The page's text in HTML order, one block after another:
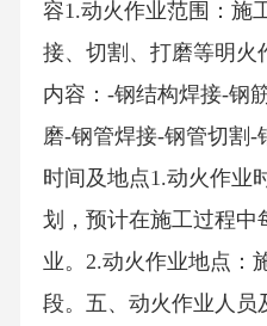
容1.动火作业范围：施
接、切割、打磨等明火
内容：-钢结构焊接-钢
磨-钢管焊接-钢管切割-
时间及地点1.动火作业
划，预计在施工过程中
业。2.动火作业地点：
段。五、动火作业人员